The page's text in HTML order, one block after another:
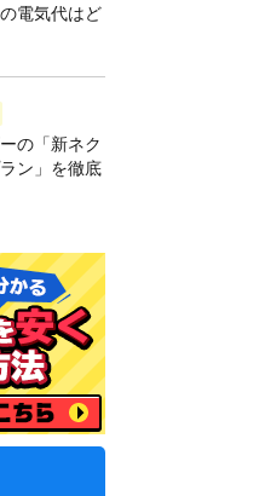
電気代はど
の「新ネク
ン」を徹底